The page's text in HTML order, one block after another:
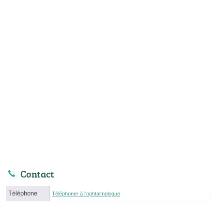
Contact
Téléphone Téléphoner à l'ophtalmologue